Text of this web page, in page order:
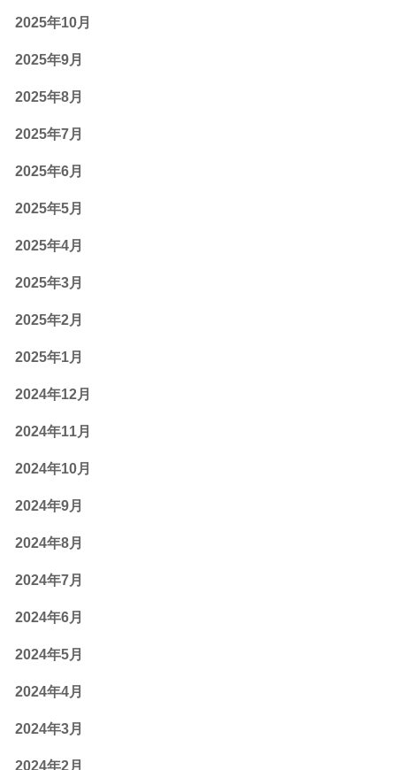
2025年10月
2025年9月
2025年8月
2025年7月
2025年6月
2025年5月
2025年4月
2025年3月
2025年2月
2025年1月
2024年12月
2024年11月
2024年10月
2024年9月
2024年8月
2024年7月
2024年6月
2024年5月
2024年4月
2024年3月
2024年2月